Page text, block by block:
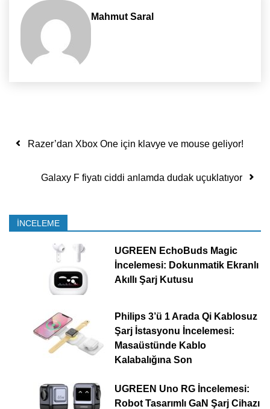
Mahmut Saral
Yazı dolaşımı
Razer’dan Xbox One için klavye ve mouse geliyor!
Galaxy F fiyatı ciddi anlamda dudak uçuklatıyor
İNCELEME
UGREEN EchoBuds Magic
İncelemesi: Dokunmatik Ekranlı
Akıllı Şarj Kutusu
Philips 3’ü 1 Arada Qi Kablosuz
Şarj İstasyonu İncelemesi:
Masaüstünde Kablo
Kalabalığına Son
UGREEN Uno RG İncelemesi:
Robot Tasarımlı GaN Şarj Cihazı